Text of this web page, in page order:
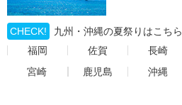
CHECK!
九州・沖縄の夏祭りはこちら
福岡
佐賀 長崎
宮崎
鹿児島 沖縄